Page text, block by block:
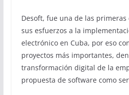
Desoft, fue una de las
sus esfuerzos a la
electrónico en Cuba, por eso
proyectos más importantes,
transformación digital de la
propuesta de software como